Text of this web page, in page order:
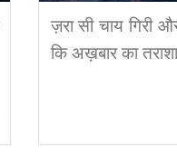
ज़रा सी चाय गिरी
कि अख़बार का